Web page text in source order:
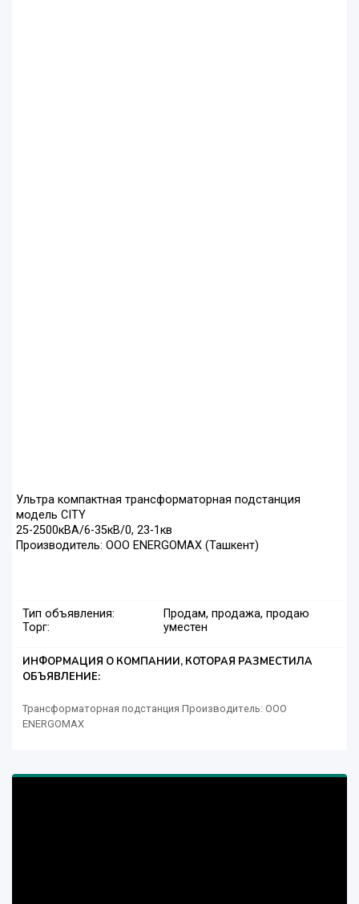
Ультра компактная трансформаторная подстанция
модель CITY
25-2500кВА/6-35кВ/0, 23-1кв
Производитель: OOO ENERGOMAX (Ташкент)
Тип объявления:
Продам, продажа, продаю
Торг:
уместен
ИНФОРМАЦИЯ О КОМПАНИИ, КОТОРАЯ РАЗМЕСТИЛА
ОБЪЯВЛЕНИЕ:
Трансформаторная подстанция Производитель: OOO
ENERGOMAX